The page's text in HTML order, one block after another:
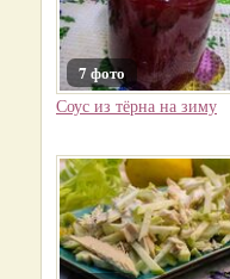
7 фото
Соус из тёрна на зиму